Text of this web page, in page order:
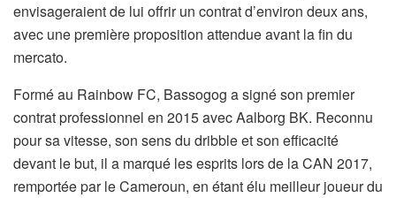
envisageraient de lui offrir un contrat d’environ deux ans,
avec une première proposition attendue avant la fin du
mercato.
Formé au Rainbow FC, Bassogog a signé son premier
contrat professionnel en 2015 avec Aalborg BK. Reconnu
pour sa vitesse, son sens du dribble et son efficacité
devant le but, il a marqué les esprits lors de la CAN 2017,
remportée par le Cameroun, en étant élu meilleur joueur du